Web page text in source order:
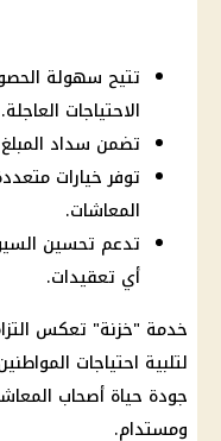
تتيح سهولة
الاحتياجات العاجلة.
تضمن سداد
توفر خيارات
المعاشات.
تدعم تحسين
أي تعقيدات.
خدمة "خزنة" تعكس
لتلبية احتياجات
جودة حياة أصحاب
ومستدام.